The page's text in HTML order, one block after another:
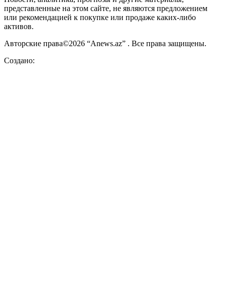
представленные на этом сайте, не являются предложением
или рекомендацией к покупке или продаже каких-либо
активов.
Авторские права©2026 “Anews.az” . Все права защищены.
Создано: